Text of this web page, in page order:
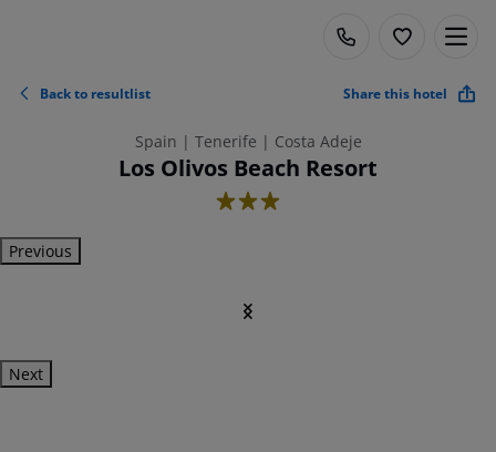
Back to resultlist Share this hotel
Spain | Tenerife | Costa Adeje
Los Olivos Beach Resort
3
Previous
Next